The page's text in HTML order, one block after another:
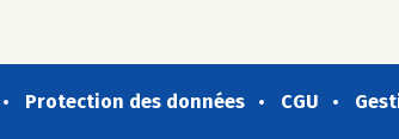
Protection des données CGU